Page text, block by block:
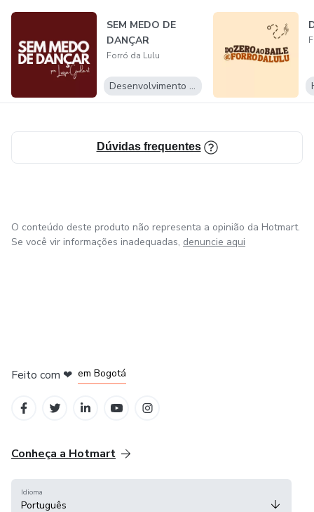
SEM MEDO DE
DANÇAR
Forró da Lulu
Desenvolvimento Pessoal
Dúvidas frequentes
O conteúdo deste produto não representa a opinião da Hotmart.
Se você vir informações inadequadas, denuncie aqui
Feito com ❤ em Bogotá
Conheça a Hotmart
Idioma
Português